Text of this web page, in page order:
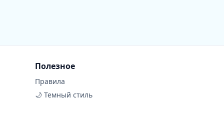
Полезное
Правила
🌙 Темный стиль